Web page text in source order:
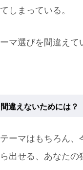
しまっている。
マ選びを間違えて
違えないためには？
ーマはもちろん、
出せる、あなたの